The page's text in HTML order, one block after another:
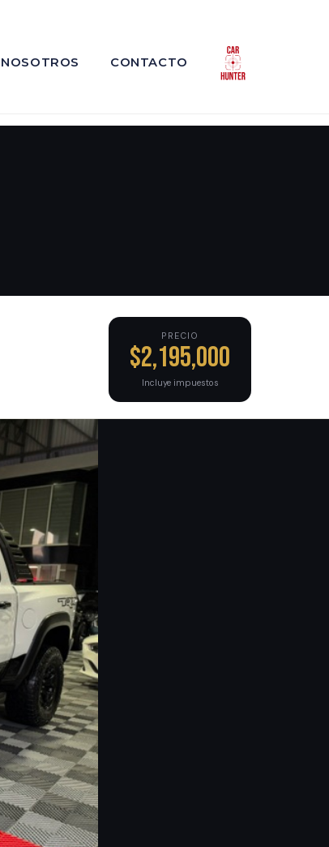
NOSOTROS CONTACTO
PRECIO
$2,195,000
Incluye impuestos